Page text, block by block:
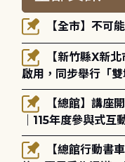
【全市】不可
啟用，同步舉行「
躍參加(115年8月3
｜115年度參與式
場！